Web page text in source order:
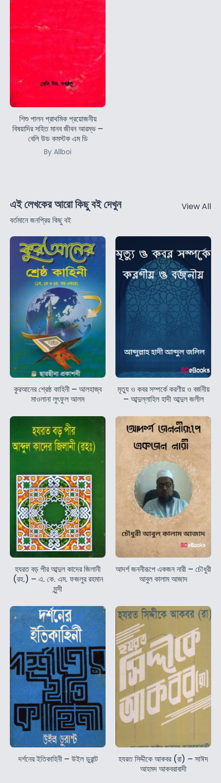
শিশু পালন প্রাথমিক প্রয়োজনীয়
বিষয়াদির সহিত মানব জীবন আরম্ভ –
বেলি উড কমস্টক এম ডি
By Allboi
এই লেখকের আরো কিছু বই দেখুন
বর্তমানে জনপ্রিয় কিছু বই
View All
কুরআনের শ্রেষ্ঠ কাহিনী – আলহাজ্ব
মাওলানা লুৎফুল আলম
মৃত্যু ও কবর সম্পর্কে করণীয় ও বর্জনীয়
– আব্দুল্লাহিল হাদী আব্দুল জলীল
হযরত বড় পীর আব্দুল কাদের জিলানী
(রহ.) – এ. কে. এম. ফজলুর রহমান
মুন্সী
আদর্শ জননীরূপে একজন নারী – চৌধুরী
আবুল কালাম আজাদ
দর্শনের ইতিকাহিনী – উইল ডুরান্ট
হযরত সিদ্দীকে আকবর (রা) – সাঈদ
আহমদ আকবরাবাদী